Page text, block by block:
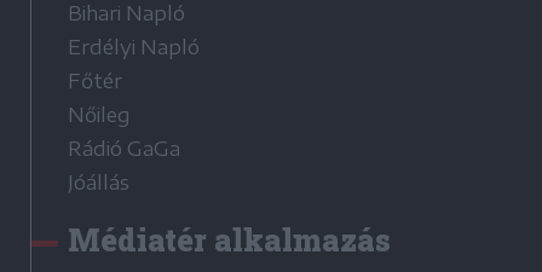
Bihari Napló
Erdélyi Napló
Főtér
Nőileg
Rádió GaGa
Jóállás
Médiatér alkalmazás